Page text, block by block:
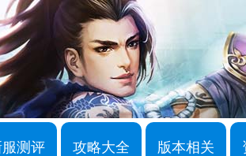
服测评 攻略大全 版本相关